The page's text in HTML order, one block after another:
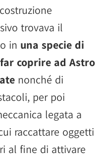
trovava il
in una specie di
coprire ad Astro
nonché di
per poi
legata a
raccattare oggetti
al fine di attivare